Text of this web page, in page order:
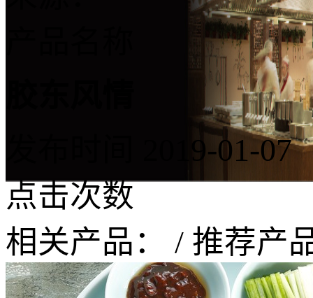
2019-01-07
点击次数
相关产品：
/ 推荐产